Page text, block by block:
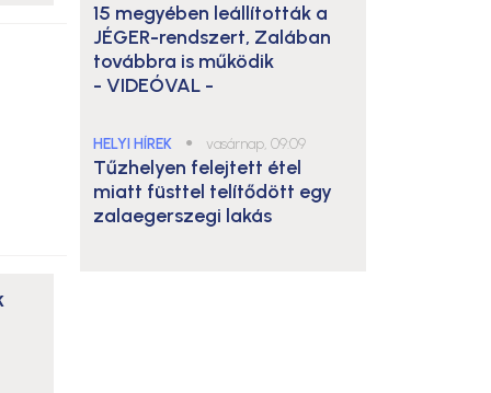
15 megyében leállították a
JÉGER-rendszert, Zalában
továbbra is működik
- VIDEÓVAL -
HELYI HÍREK ● vasárnap, 09:09
Tűzhelyen felejtett étel
miatt füsttel telítődött egy
zalaegerszegi lakás